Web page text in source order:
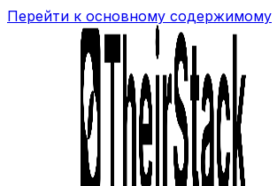
Перейти к основному содержимому